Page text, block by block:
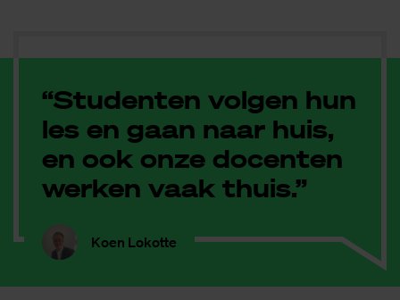
“Studenten volgen hun
les en gaan naar huis,
en ook onze docenten
werken vaak thuis.”
Koen Lokotte